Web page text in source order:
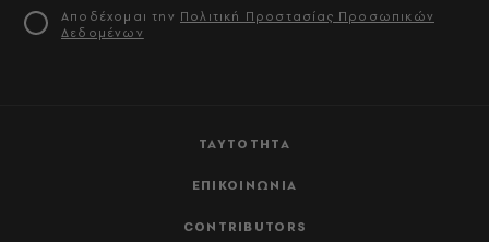
ΤΑΥΤΟΤΗΤΑ
ΕΠΙΚΟΙΝΩΝΙΑ
CONTRIBUTORS
Αποδέχομαι την Πολιτική Προστασίας Προσωπικών
Δεδομένων